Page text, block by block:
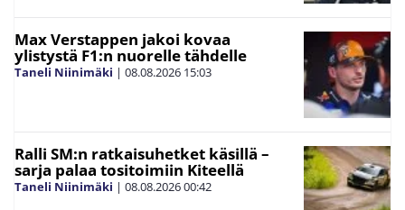
Max Verstappen jakoi kovaa
ylistystä F1:n nuorelle tähdelle
Taneli Niinimäki | 08.08.2026 15:03
Ralli SM:n ratkaisuhetket käsillä –
sarja palaa tositoimiin Kiteellä
Taneli Niinimäki | 08.08.202600:42